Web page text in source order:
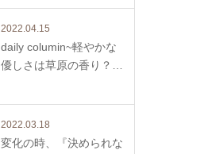
2022.04.15
daily columin~軽やかな
優しさは草原の香り？…
2022.03.18
変化の時、『決められな